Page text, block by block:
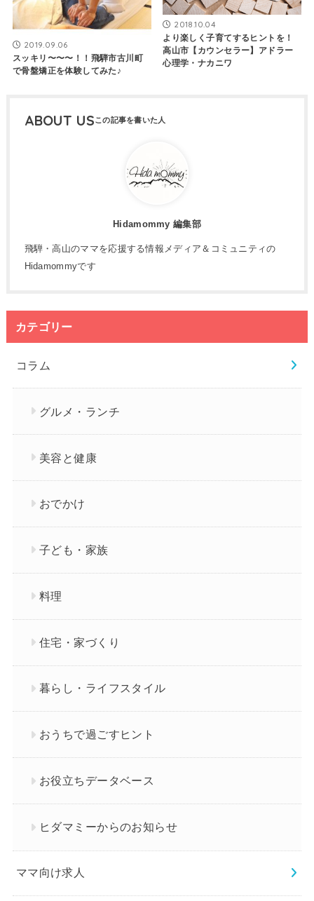
2019.09.06
スッキリ〜〜〜！！飛騨市古川町
で骨盤矯正を体験してみた♪
2018.10.04
より楽しく子育てするヒントを！
高山市【カウンセラー】アドラー
心理学・ナカニワ
ABOUT US
Hidamommy 編集部
飛騨・高山のママを応援する情報メディア＆コミュニティの
Hidamommyです
カテゴリー
コラム
グルメ・ランチ
美容と健康
おでかけ
子ども・家族
料理
住宅・家づくり
暮らし・ライフスタイル
おうちで過ごすヒント
お役立ちデータベース
ヒダマミーからのお知らせ
ママ向け求人